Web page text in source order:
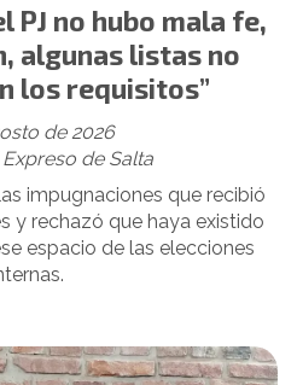
PJ no hubo mala fe,
algunas listas no
los requisitos”
de Salta
de 2026
impugnaciones que recibió
y rechazó que haya existido
espacio de las elecciones